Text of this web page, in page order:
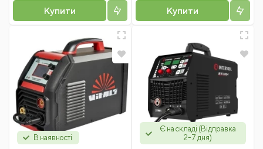
Купити Купити
В наявності
Є на складі (Відправка
2-7 дня)